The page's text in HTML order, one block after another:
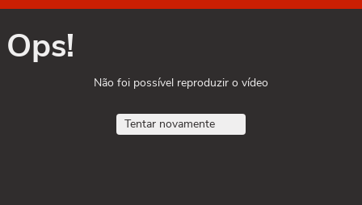
Ops!
Não foi possível reproduzir o vídeo
Tentar novamente